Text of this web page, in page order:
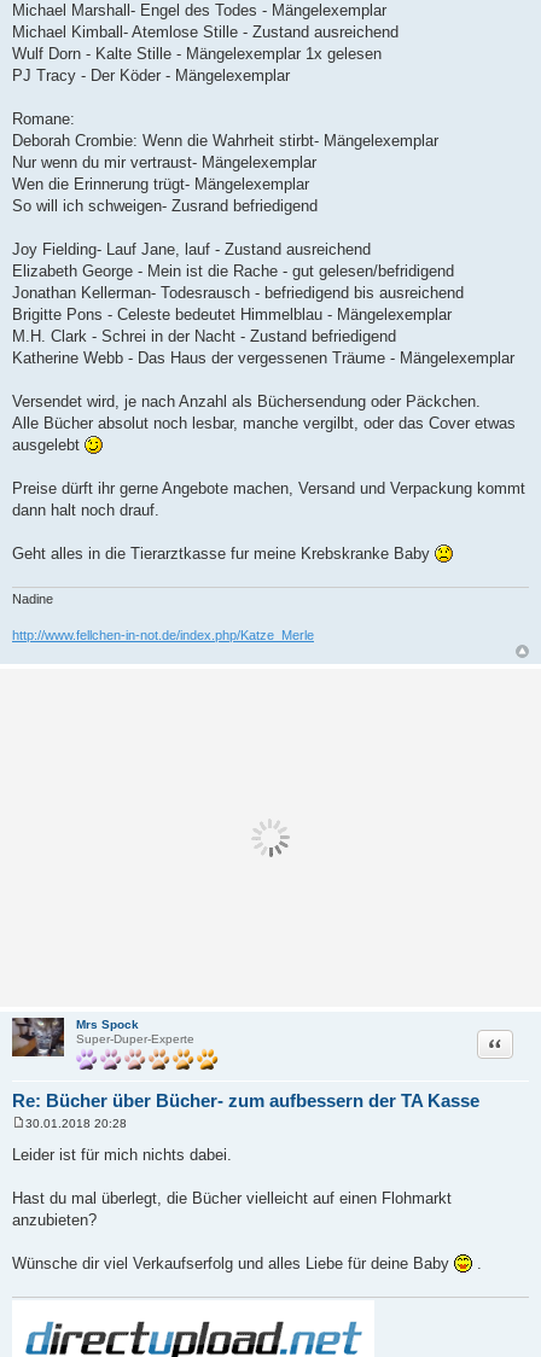
Michael Marshall- Engel des Todes - Mängelexemplar
Michael Kimball- Atemlose Stille - Zustand ausreichend
Wulf Dorn - Kalte Stille - Mängelexemplar 1x gelesen
PJ Tracy - Der Köder - Mängelexemplar
Romane:
Deborah Crombie: Wenn die Wahrheit stirbt- Mängelexemplar
Nur wenn du mir vertraust- Mängelexemplar
Wen die Erinnerung trügt- Mängelexemplar
So will ich schweigen- Zusrand befriedigend
Joy Fielding- Lauf Jane, lauf - Zustand ausreichend
Elizabeth George - Mein ist die Rache - gut gelesen/befridigend
Jonathan Kellerman- Todesrausch - befriedigend bis ausreichend
Brigitte Pons - Celeste bedeutet Himmelblau - Mängelexemplar
M.H. Clark - Schrei in der Nacht - Zustand befriedigend
Katherine Webb - Das Haus der vergessenen Träume - Mängelexemplar
Versendet wird, je nach Anzahl als Büchersendung oder Päckchen.
Alle Bücher absolut noch lesbar, manche vergilbt, oder das Cover etwas
ausgelebt
Preise dürft ihr gerne Angebote machen, Versand und Verpackung kommt
dann halt noch drauf.
Geht alles in die Tierarztkasse fur meine Krebskranke Baby
Nadine
http://www.fellchen-in-not.de/index.php/Katze_Merle
Mrs Spock
Super-Duper-Experte
Re: Bücher über Bücher- zum aufbessern der TA Kasse
Zitat
e
i
r
a
g
30.01.2018 20:28
Leider ist für mich nichts dabei.
Hast du mal überlegt, die Bücher vielleicht auf einen Flohmarkt
anzubieten?
Wünsche dir viel Verkaufserfolg und alles Liebe für deine Baby .